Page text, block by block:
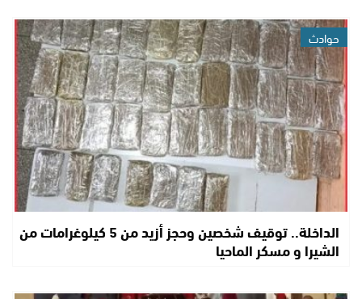
حوادث
الداخلة.. توقيف شخصين وحجز أزيد من 5 كيلوغرامات من
الشيرا و مسكر الماحيا